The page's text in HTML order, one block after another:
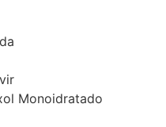
Monoidratado